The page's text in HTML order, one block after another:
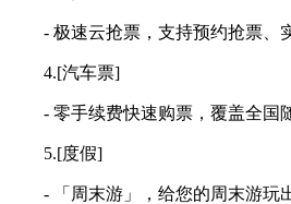
- 极速云抢票，支持预约抢票、实
4.[汽车票]
- 零手续费快速购票，覆盖全国随
5.[度假]
- 「周末游」，给您的周末游玩出